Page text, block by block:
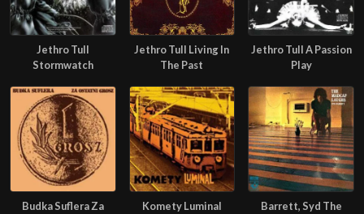
Jethro Tull
Stormwatch
Jethro Tull Living In
The Past
Jethro Tull A Passion
Play
Budka Suflera Za
Komety Luminal
Barrett, Syd The